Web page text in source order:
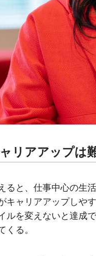
リアアップは
ると、仕事中心の
キャリアアップしや
ルを変えないと達成
くる。